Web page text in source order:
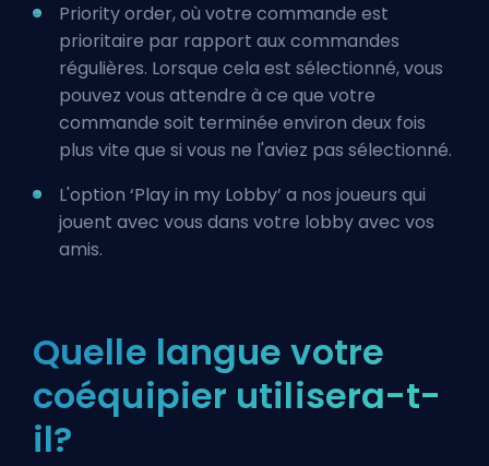
Priority order, où votre commande est
prioritaire par rapport aux commandes
régulières. Lorsque cela est sélectionné, vous
pouvez vous attendre à ce que votre
commande soit terminée environ deux fois
plus vite que si vous ne l'aviez pas sélectionné.
L'option ‘Play in my Lobby’ a nos joueurs qui
jouent avec vous dans votre lobby avec vos
amis.
Quelle langue votre
coéquipier utilisera-t-
il?